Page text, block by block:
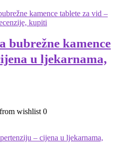
bubrežne kamence
u ljekarnama,
wishlist 0